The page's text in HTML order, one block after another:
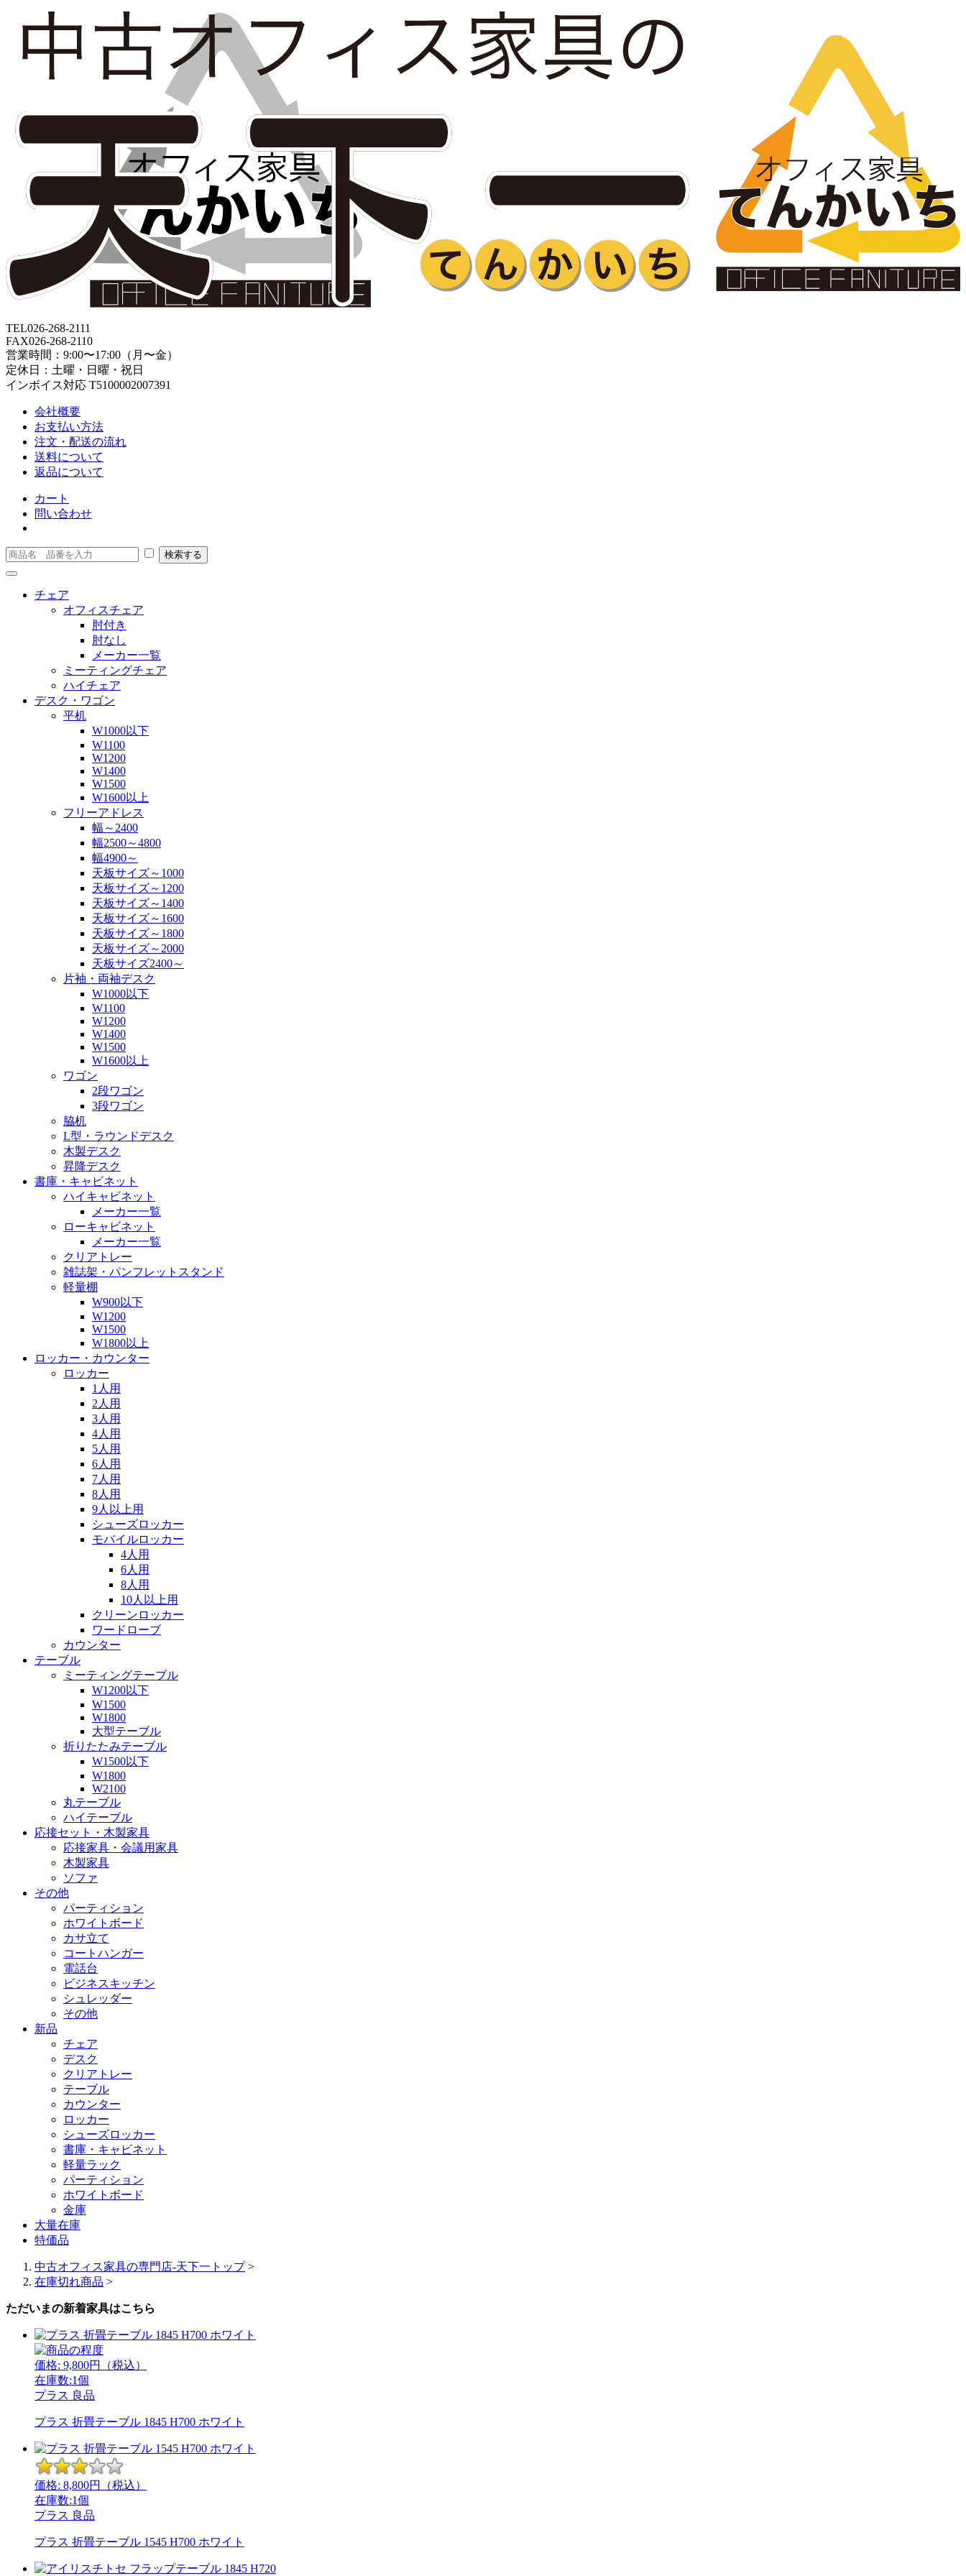
TEL026-268-2111
FAX026-268-2110
営業時間：9:00〜17:00（月〜金）
定休日：土曜・日曜・祝日
インボイス対応 T5100002007391
会社概要
お支払い方法
注文・配送の流れ
送料について
返品について
カート
問い合わせ
チェア
オフィスチェア
肘付き
肘なし
メーカー一覧
ミーティングチェア
ハイチェア
デスク・ワゴン
平机
W1000以下
W1100
W1200
W1400
W1500
W1600以上
フリーアドレス
幅～2400
幅2500～4800
幅4900～
天板サイズ～1000
天板サイズ～1200
天板サイズ～1400
天板サイズ～1600
天板サイズ～1800
天板サイズ～2000
天板サイズ2400～
片袖・両袖デスク
W1000以下
W1100
W1200
W1400
W1500
W1600以上
ワゴン
2段ワゴン
3段ワゴン
脇机
L型・ラウンドデスク
木製デスク
昇降デスク
書庫・キャビネット
ハイキャビネット
メーカー一覧
ローキャビネット
メーカー一覧
クリアトレー
雑誌架・パンフレットスタンド
軽量棚
W900以下
W1200
W1500
W1800以上
ロッカー・カウンター
ロッカー
1人用
2人用
3人用
4人用
5人用
6人用
7人用
8人用
9人以上用
シューズロッカー
モバイルロッカー
4人用
6人用
8人用
10人以上用
クリーンロッカー
ワードローブ
カウンター
テーブル
ミーティングテーブル
W1200以下
W1500
W1800
大型テーブル
折りたたみテーブル
W1500以下
W1800
W2100
丸テーブル
ハイテーブル
応接セット・木製家具
応接家具・会議用家具
木製家具
ソファ
その他
パーティション
ホワイトボード
カサ立て
コートハンガー
電話台
ビジネスキッチン
シュレッダー
その他
新品
チェア
デスク
クリアトレー
テーブル
カウンター
ロッカー
シューズロッカー
書庫・キャビネット
軽量ラック
パーティション
ホワイトボード
金庫
大量在庫
特価品
中古オフィス家具の専門店-天下一トップ>
在庫切れ商品 >
ただいまの新着家具はこちら
価格: 9,800円（税込）
在庫数:1個
プラス 良品
プラス 折畳テーブル 1845 H700 ホワイト
価格: 8,800円（税込）
在庫数:1個
プラス 良品
プラス 折畳テーブル 1545 H700 ホワイト